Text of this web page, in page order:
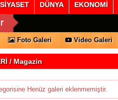
SİYASET DÜNYA EKONOMİ
Foto Galeri Video Galeri
/ Magazin
Henüz galeri eklenmemiştir.